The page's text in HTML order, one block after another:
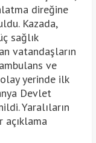
direğine
Kazada,
sağlık
vatandaşların
ve
yerinde ilk
Devlet
Yaralıların